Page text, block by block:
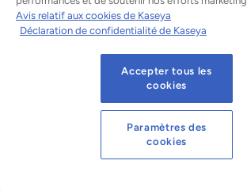
Demander une démonstration
Avis relatif aux cookies de Kaseya
Déclaration de confidentialité de Kaseya
Accepter tous les
cookies
Paramètres des
cookies